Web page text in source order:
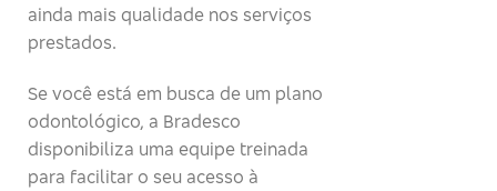
ainda mais qualidade nos serviços
prestados.
Se você está em busca de um plano
odontológico, a Bradesco
disponibiliza uma equipe treinada
para facilitar o seu acesso à